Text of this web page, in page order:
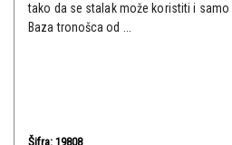
tako da se stalak može koristiti i
Baza tronošca od ...
Šifra: 19808